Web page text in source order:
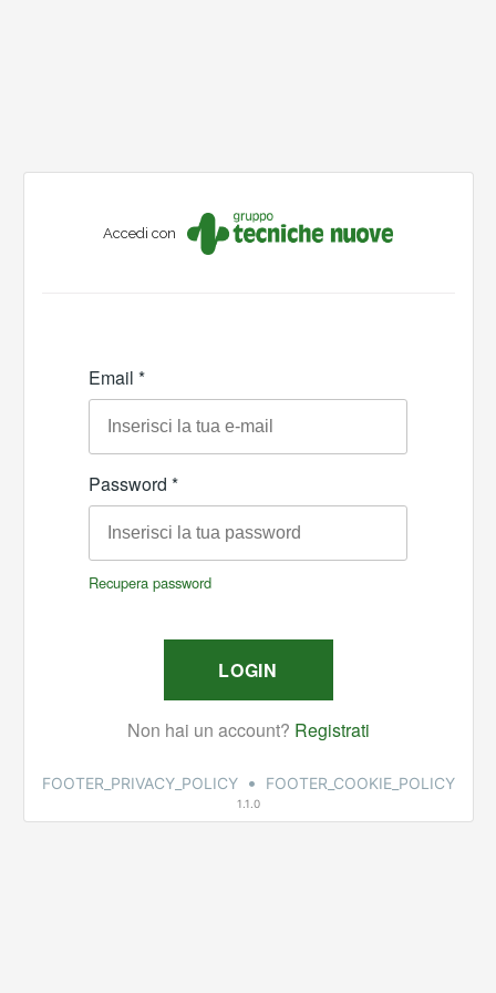
Accedi con
FOOTER_PRIVACY_POLICY • FOOTER_COOKIE_POLICY
1.1.0